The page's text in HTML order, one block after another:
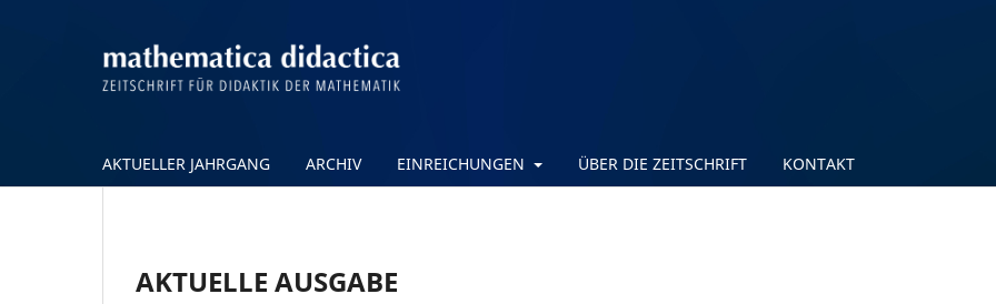
AKTUELLER JAHRGANG ARCHIV EINREICHUNGEN ÜBER DIE ZEITSCHRIFT KONTAKT
AKTUELLE AUSGABE